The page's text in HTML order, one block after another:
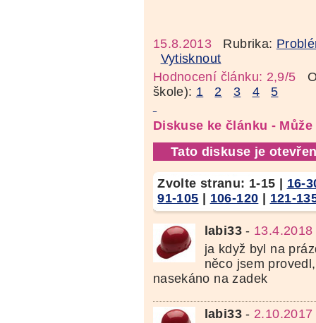
15.8.2013 Rubrika:
Vytisknout
Hodnocení článku: 2,9/5
škole): 1 2 3 4 5
Diskuse ke článku -
Tato diskuse je
Zvolte stranu: 1-15 | 16-
91-105 | 106-120 | 121-
labi33-
ja když byl na
něco jsem
nasekáno na zadek
labi33-